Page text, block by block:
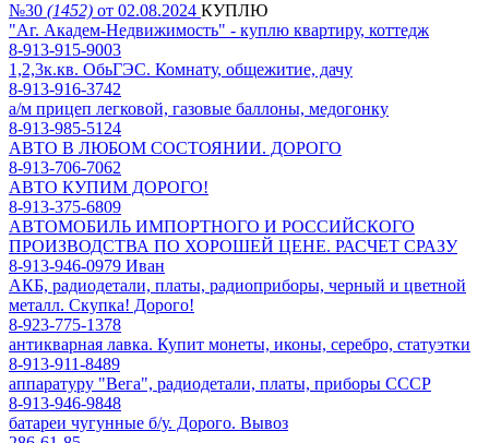
№30 (1452) от 02.08.2024 КУПЛЮ
"Аг. Академ-Недвижимость" - куплю квартиру, коттедж
8-913-915-9003
1,2,3к.кв. ОбьГЭС. Комнату, общежитие, дачу
8-913-916-3742
а/м прицеп легковой, газовые баллоны, медогонку
8-913-985-5124
АВТО В ЛЮБОМ СОСТОЯНИИ. ДОРОГО
8-913-706-7062
АВТО КУПИМ ДОРОГО!
8-913-375-6809
АВТОМОБИЛЬ ИМПОРТНОГО И РОССИЙСКОГО
ПРОИЗВОДСТВА ПО ХОРОШЕЙ ЦЕНЕ. РАСЧЕТ СРАЗУ
8-913-946-0979 Иван
АКБ, радиодетали, платы, радиоприборы, черный и цветной
металл. Скупка! Дорого!
8-923-775-1378
антикварная лавка. Купит монеты, иконы, серебро, статуэтки
8-913-911-8489
аппаратуру "Вега", радиодетали, платы, приборы СССР
8-913-946-9848
батареи чугунные б/у. Дорого. Вывоз